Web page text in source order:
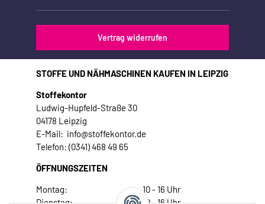
Vertrag widerrufen
STOFFE UND NÄHMASCHINEN KAUFEN IN LEIPZIG
Stoffekontor
Ludwig-Hupfeld-Straße 30
04178 Leipzig
E-Mail: info@stoffekontor.de
Telefon: (0341) 468 49 65
ÖFFNUNGSZEITEN
Montag:
10 - 16 Uhr